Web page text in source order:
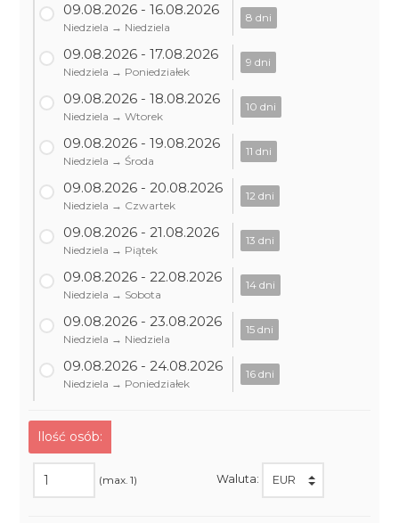
09.08.2026 - 16.08.2026
Niedziela → Niedziela
8 dni
09.08.2026 - 17.08.2026
Niedziela → Poniedziałek
9 dni
09.08.2026 - 18.08.2026
Niedziela → Wtorek
10 dni
09.08.2026 - 19.08.2026
Niedziela → Środa
11 dni
09.08.2026 - 20.08.2026
Niedziela → Czwartek
12 dni
09.08.2026 - 21.08.2026
Niedziela → Piątek
13 dni
09.08.2026 - 22.08.2026
Niedziela → Sobota
14 dni
09.08.2026 - 23.08.2026
Niedziela → Niedziela
15 dni
09.08.2026 - 24.08.2026
Niedziela → Poniedziałek
16 dni
Ilość osób:
(max. 1) Waluta: